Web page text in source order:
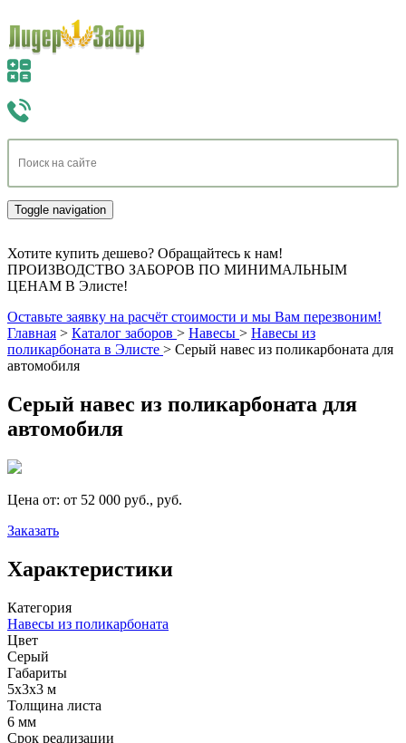
Toggle navigation
Хотите купить дешево? Обращайтесь к нам!
ПРОИЗВОДСТВО ЗАБОРОВ ПО МИНИМАЛЬНЫМ
ЦЕНАМ В Элисте!
Оставьте заявку на расчёт стоимости и мы Вам перезвоним!
Главная > Каталог заборов > Навесы > Навесы из
поликарбоната в Элисте > Серый навес из поликарбоната для
автомобиля
Серый навес из поликарбоната для
автомобиля
Цена от: от 52 000 руб., руб.
Заказать
Характеристики
Категория
Навесы из поликарбоната
Цвет
Серый
Габариты
5х3х3 м
Толщина листа
6 мм
Срок реализации